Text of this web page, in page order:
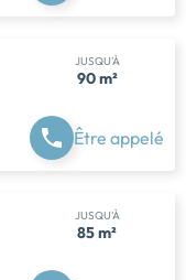
JUSQU'À
90 m²
Être appelé
JUSQU'À
85 m²